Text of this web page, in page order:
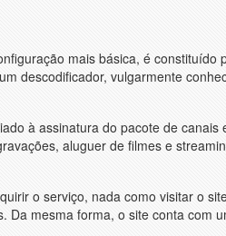
mais básica, é constituído
descodificador, vulgarmente
à assinatura do pacote de canais
aluguer de filmes e
o serviço, nada como visitar o
Da mesma forma, o site conta com